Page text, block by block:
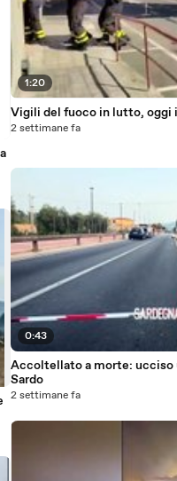
1:20
Vigili del fuoco in lutto, oggi
2 settimane fa
0:43
Accoltellato a morte: ucciso
Sardo
2 settimane fa